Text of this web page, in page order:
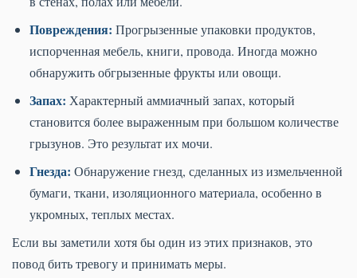
Повреждения: Прогрызенные упаковки продуктов,
испорченная мебель, книги, провода. Иногда можно
обнаружить обгрызенные фрукты или овощи.
Запах: Характерный аммиачный запах, который
становится более выраженным при большом количестве
грызунов. Это результат их мочи.
Гнезда: Обнаружение гнезд, сделанных из измельченной
бумаги, ткани, изоляционного материала, особенно в
укромных, теплых местах.
Если вы заметили хотя бы один из этих признаков, это
повод бить тревогу и принимать меры.